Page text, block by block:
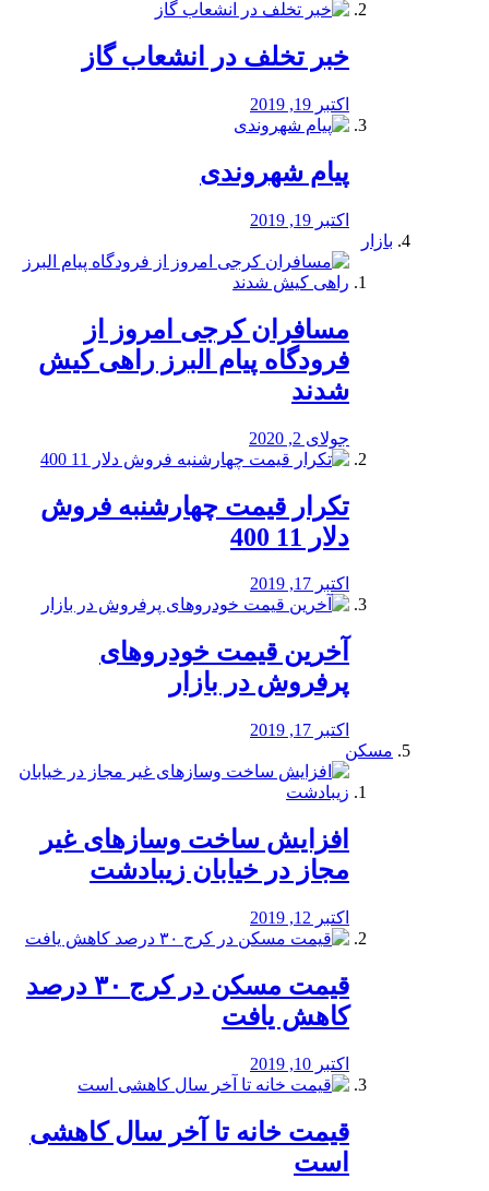
خبر تخلف در انشعاب گاز
اکتبر 19, 2019
پیام شهروندی
اکتبر 19, 2019
بازار
مسافران کرجی امروز از
فرودگاه پیام البرز راهی کیش
شدند
جولای 2, 2020
تکرار قیمت چهارشنبه فروش
دلار 11 400
اکتبر 17, 2019
آخرین قیمت خودرو‌های
پرفروش در بازار
اکتبر 17, 2019
مسکن
افزایش ساخت وسازهای غیر
مجاز در خیابان زیبادشت
اکتبر 12, 2019
️قیمت مسکن در کرج ۳۰ درصد
کاهش یافت
اکتبر 10, 2019
قیمت خانه تا آخر سال کاهشی
است